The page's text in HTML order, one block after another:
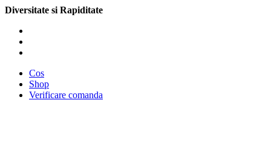
Diversitate si Rapiditate
Cos
Shop
Verificare comanda